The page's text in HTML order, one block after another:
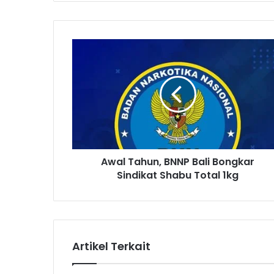
n
N
l
i
Awal Tahun, BNNP Bali Bongkar
Sindikat Shabu Total 1kg
Artikel Terkait